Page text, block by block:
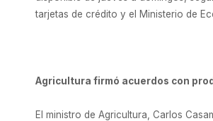
tarjetas de crédito y el Ministerio de
Agricultura firmó acuerdos con
El ministro de Agricultura, Carlos